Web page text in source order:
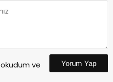
okudum ve
Yorum Yap